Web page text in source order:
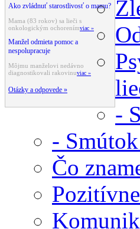
Ako zvládnuť starostlivosť o mamu?
Mama (83 rokov) sa lieči s
onkologickým ochorenímviac »
Manžel odmieta pomoc a
nespolupracuje
Môjmu manželovi nedávno
diagnostikovali rakovinuviac »
Otázky a odpovede »
-
-
Čo